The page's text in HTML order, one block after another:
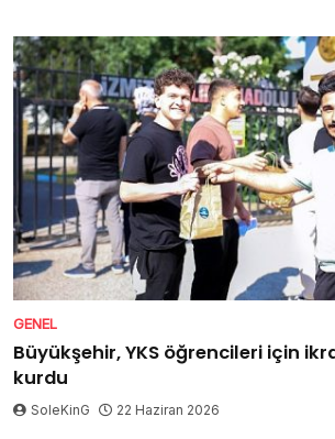
GENEL
Büyükşehir, YKS öğrencileri için
kurdu
SoleKinG 22 Haziran 2026